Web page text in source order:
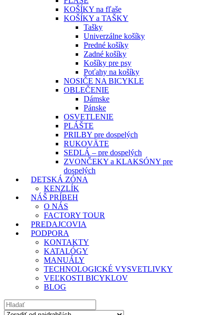
KOŠÍKY na fľaše
KOŠÍKY a TAŠKY
Tašky
Univerzálne košíky
Predné košíky
Zadné košíky
Košíky pre psy
Poťahy na košíky
NOSIČE NA BICYKLE
OBLEČENIE
Dámske
Pánske
OSVETLENIE
PLÁŠTE
PRILBY pre dospelých
RUKOVÄTE
SEDLÁ – pre dospelých
ZVONČEKY a KLAKSÓNY pre
dospelých
DETSKÁ ZÓNA
KENZLÍK
NÁŠ PRÍBEH
O NÁS
FACTORY TOUR
PREDAJCOVIA
PODPORA
KONTAKTY
KATALÓGY
MANUÁLY
TECHNOLOGICKÉ VYSVETLIVKY
VEĽKOSTI BICYKLOV
BLOG